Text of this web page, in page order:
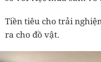
Tiền tiêu cho trải
ra cho đồ vật.